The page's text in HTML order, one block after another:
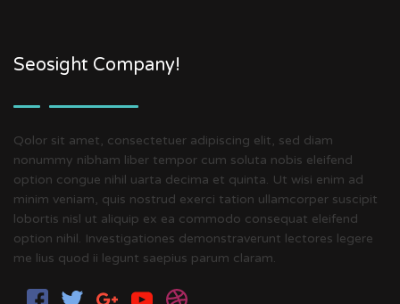
Seosight Company!
Qolor sit amet, consectetuer adipiscing elit, sed diam
nonummy nibham liber tempor cum soluta nobis eleifend
option congue nihil uarta decima et quinta. Ut wisi enim ad
minim veniam, quis nostrud exerci tation ullamcorper suscipit
lobortis nisl ut aliquip ex ea commodo consequat eleifend
option nihil. Investigationes demonstraverunt lectores legere
me lius quod ii legunt saepius parum claram.